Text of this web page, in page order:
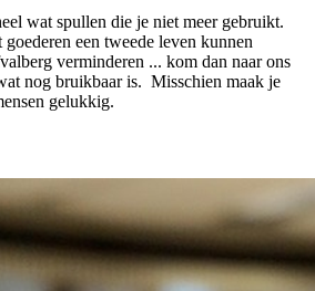
wat spullen die je niet meer gebruikt.
een tweede leven kunnen
verminderen ... kom dan naar ons
nog bruikbaar is. Misschien maak je
gelukkig.